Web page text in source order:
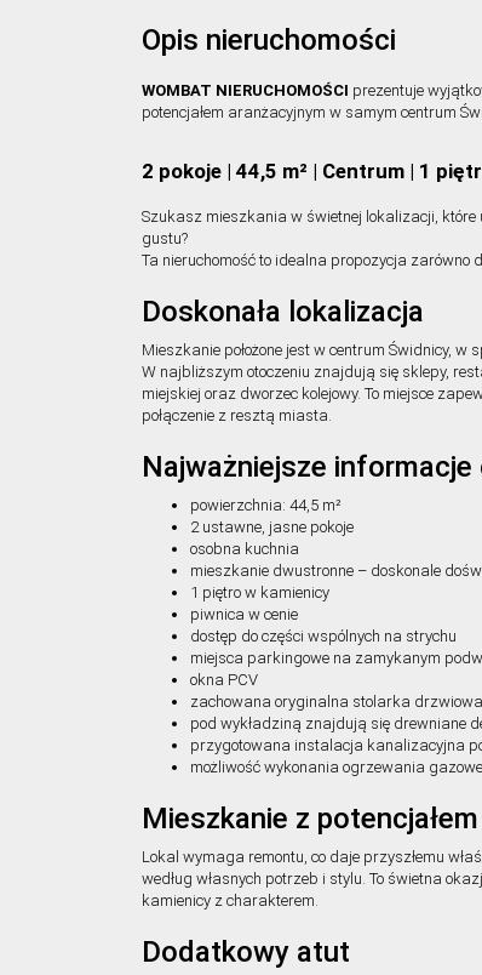
Opis nieruchomości
WOMBAT NIERUCHOMOŚCI prezentuje
potencjałem aranżacyjnym w samym centrum
2 pokoje | 44,5 m² | Centrum | 1
Szukasz mieszkania w świetnej lokalizacji, które
gustu?
Ta nieruchomość to idealna propozycja zarówno
Doskonała lokalizacja
Mieszkanie położone jest w centrum Świdnicy, w
W najbliższym otoczeniu znajdują się sklepy,
miejskiej oraz dworzec kolejowy. To miejsce
połączenie z resztą miasta.
Najważniejsze
powierzchnia: 44,5 m²
2 ustawne, jasne pokoje
osobna kuchnia
mieszkanie dwustronne – doskonale
1 piętro w kamienicy
piwnica w cenie
dostęp do części wspólnych na strychu
miejsca parkingowe na zamykanym
okna PCV
zachowana oryginalna stolarka drzwiowa
pod wykładziną znajdują się drewniane
przygotowana instalacja kanalizacyjna
możliwość wykonania ogrzewania
Mieszkanie z potencjałem
Lokal wymaga remontu, co daje przyszłemu
według własnych potrzeb i stylu. To świetna
kamienicy z charakterem.
Dodatkowy atut